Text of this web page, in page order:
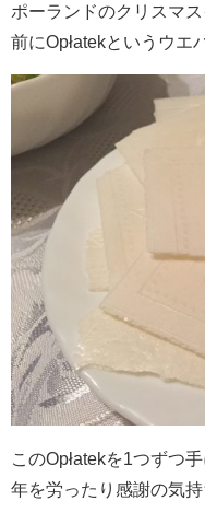
ポーランドのクリスマ
前にOpłatekというウエ
このOpłatekを1つずつ
年を労ったり感謝の気